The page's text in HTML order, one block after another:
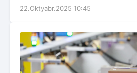
22.Oktyabr.2025 10:45